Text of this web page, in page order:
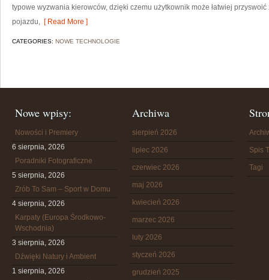
typowe wyzwania kierowców, dzięki czemu użytkownik może łatwiej
pojazdu, [ Read More ]
CATEGORIES: NOWE TECHNOLOGIE
Nowe wpisy:
Nowości i Premiery
6 sierpnia, 2026
Poradniki Fotograficzne
5 sierpnia, 2026
Zrób To Sam – Sport w Domu
4 sierpnia, 2026
Karpaty (Europa Środkowo-
Wschodnia)
3 sierpnia, 2026
Dźwięki Natury i Ambient
1 sierpnia, 2026
Archiwa
sierpień 2026
lipiec 2026
czerwiec 2026
maj 2026
kwiecień 2026
marzec 2026
luty 2026
styczeń 2026
grudzień 2025
Spis
Tagi